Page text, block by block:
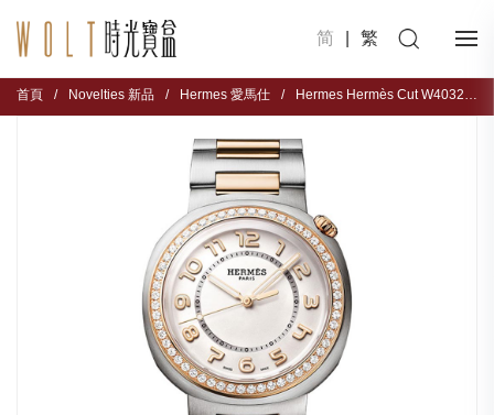
简 繁
首頁 / Novelties 新品 / Hermes 愛馬仕 / Hermes Hermès Cut W403269WW00